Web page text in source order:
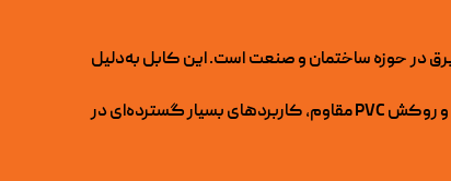
در حوزه ساختمان و صنعت است. این کابل به‌دلیل
انعطاف‌پذیری بالا، استفاده از هادی مسی باکیفیت و روکش PVC مقاوم، کاربردهای بسیار گسترده‌ای در